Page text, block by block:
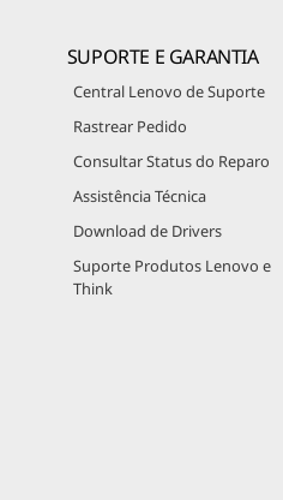
SUPORTE E GARANTIA
Central Lenovo de Suporte
Rastrear Pedido
Consultar Status do Reparo
Assistência Técnica
Download de Drivers
Suporte Produtos Lenovo e
Think